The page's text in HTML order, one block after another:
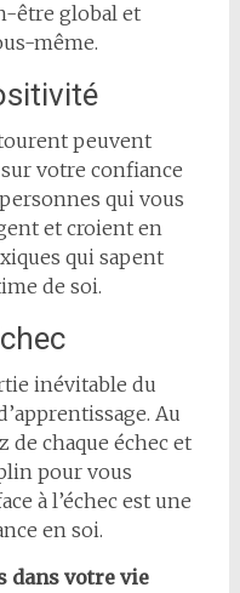
être global et
même.
peuvent
votre confiance
qui vous
et croient en
qui sapent
de soi.
inévitable du
Au
de chaque échec et
pour vous
à l’échec est une
en soi.
dans votre vie